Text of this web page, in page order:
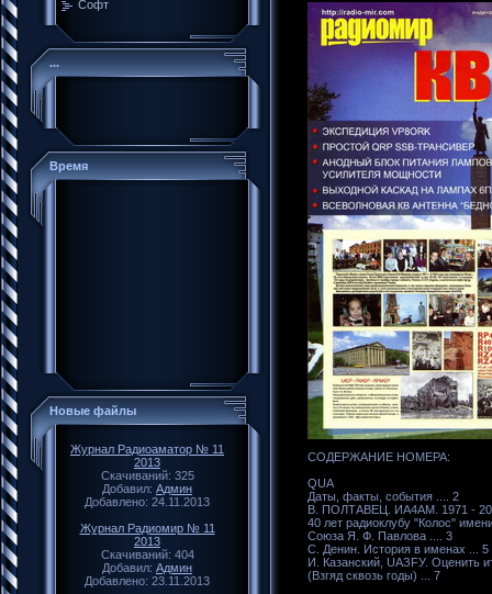
Софт
...
Время
Новые файлы
Журнал Радиоаматор № 11
2013
Скачиваний: 325
Добавил: Админ
Добавлено: 24.11.2013
Журнал Радиомир № 11
2013
Скачиваний: 404
Добавил: Админ
Добавлено: 23.11.2013
СОДЕРЖАНИЕ НОМЕРА:
QUA
Даты, факты, события .... 2
В. ПОЛТАВЕЦ. ИА4АM. 1971 -
40 лет радиоклубу "Колос"
Cоюза Я. Ф. Павлова .... 3
С. Денин. История в именах ... 5
И. Казанский, UАЗFУ. Оценить
(Взгяд сквозь годы) ... 7